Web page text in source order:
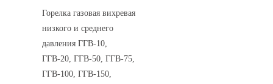
Горелка газовая вихревая
низкого и среднего
давления ГГВ-10,
ГГВ-20, ГГВ-50, ГГВ-75,
ГГВ-100, ГГВ-150,